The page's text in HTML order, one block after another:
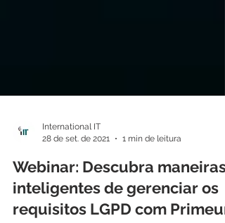
28 de set. de 2021
1 min de leitura
Webinar: Descubra maneiras
inteligentes de gerenciar os